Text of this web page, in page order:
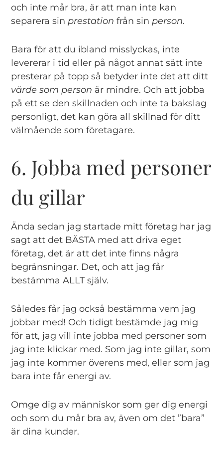
och inte mår bra, är att man inte kan
separera sin prestation från sin person.
Bara för att du ibland misslyckas, inte
levererar i tid eller på något annat sätt inte
presterar på topp så betyder inte det att ditt
värde som person är mindre. Och att jobba
på ett se den skillnaden och inte ta bakslag
personligt, det kan göra all skillnad för ditt
välmående som företagare.
6. Jobba med personer
du gillar
Ända sedan jag startade mitt företag har jag
sagt att det BÄSTA med att driva eget
företag, det är att det inte finns några
begränsningar. Det, och att jag får
bestämma ALLT själv.
Således får jag också bestämma vem jag
jobbar med! Och tidigt bestämde jag mig
för att, jag vill inte jobba med personer som
jag inte klickar med. Som jag inte gillar, som
jag inte kommer överens med, eller som jag
bara inte får energi av.
Omge dig av människor som ger dig energi
och som du mår bra av, även om det ”bara”
är dina kunder.